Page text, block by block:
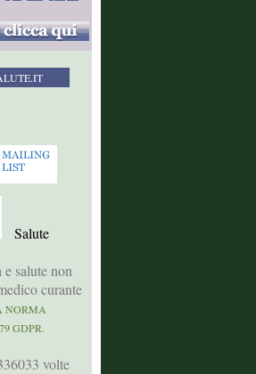
Salute
salute non
curante
NORMA
GDPR.
volte